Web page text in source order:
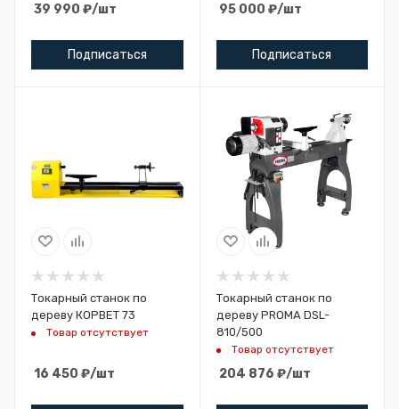
39 990 ₽/шт
Подписаться
95 000 ₽/шт
Подписаться
Токарный станок по
дереву КОРВЕТ 73
Товар отсутствует
16 450 ₽/шт
Токарный станок по
дереву PROMA DSL-
810/500
Товар отсутствует
204 876 ₽/шт